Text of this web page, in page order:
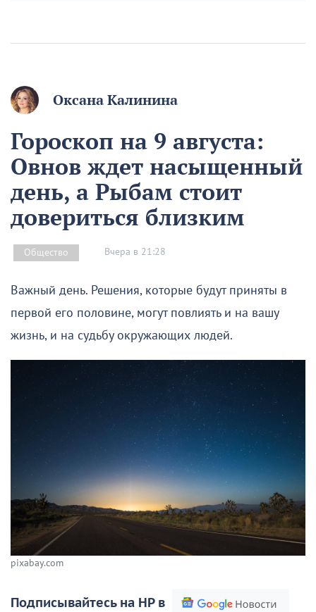
Оксана Калинина
Гороскоп на 9 августа:
Овнов ждет насыщенный
день, а Рыбам стоит
довериться близким
Общество Вчера в 21:28
Важный день. Решения, которые будут приняты в
первой его половине, могут повлиять и на вашу
жизнь, и на судьбу окружающих людей.
pixabay.com
Подписывайтесь на НР в